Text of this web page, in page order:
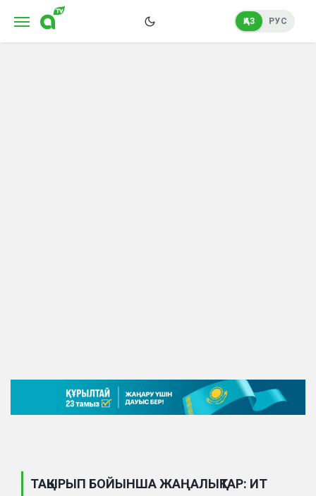
ҚАЗ РУС
ТАҚЫРЫП БОЙЫНША ЖАҢАЛЫҚТАР: ИТ